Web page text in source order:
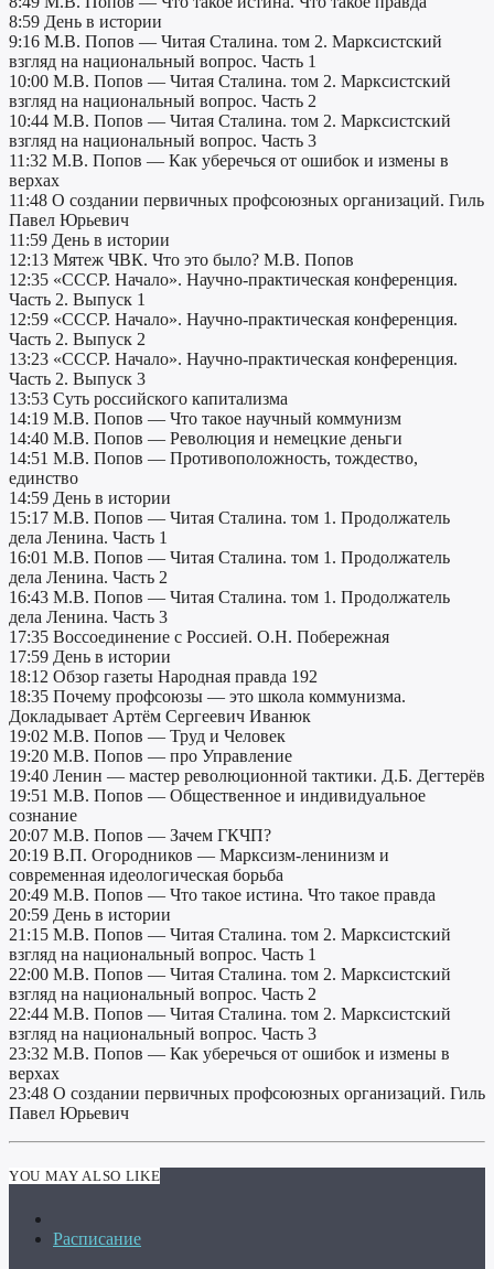
8:59 День в истории
9:16 М.В. Попов — Читая Сталина. том 2. Марксистский
взгляд на национальный вопрос. Часть 1
10:00 М.В. Попов — Читая Сталина. том 2. Марксистский
взгляд на национальный вопрос. Часть 2
10:44 М.В. Попов — Читая Сталина. том 2. Марксистский
взгляд на национальный вопрос. Часть 3
11:32 М.В. Попов — Как уберечься от ошибок и измены в
верхах
11:48 О создании первичных профсоюзных организаций. Гиль
Павел Юрьевич
11:59 День в истории
12:13 Мятеж ЧВК. Что это было? М.В. Попов
12:35 «СССР. Начало». Научно-практическая конференция.
Часть 2. Выпуск 1
12:59 «СССР. Начало». Научно-практическая конференция.
Часть 2. Выпуск 2
13:23 «СССР. Начало». Научно-практическая конференция.
Часть 2. Выпуск 3
13:53 Суть российского капитализма
14:19 М.В. Попов — Что такое научный коммунизм
14:40 М.В. Попов — Революция и немецкие деньги
14:51 М.В. Попов — Противоположность, тождество,
единство
14:59 День в истории
15:17 М.В. Попов — Читая Сталина. том 1. Продолжатель
дела Ленина. Часть 1
16:01 М.В. Попов — Читая Сталина. том 1. Продолжатель
дела Ленина. Часть 2
16:43 М.В. Попов — Читая Сталина. том 1. Продолжатель
дела Ленина. Часть 3
17:35 Воссоединение с Россией. О.Н. Побережная
17:59 День в истории
18:12 Обзор газеты Народная правда 192
18:35 Почему профсоюзы — это школа коммунизма.
Докладывает Артём Сергеевич Иванюк
19:02 М.В. Попов — Труд и Человек
19:20 М.В. Попов — про Управление
19:40 Ленин — мастер революционной тактики. Д.Б. Дегтерёв
19:51 М.В. Попов — Общественное и индивидуальное
сознание
20:07 М.В. Попов — Зачем ГКЧП?
20:19 В.П. Огородников — Марксизм-ленинизм и
современная идеологическая борьба
20:49 М.В. Попов — Что такое истина. Что такое правда
20:59 День в истории
21:15 М.В. Попов — Читая Сталина. том 2. Марксистский
взгляд на национальный вопрос. Часть 1
22:00 М.В. Попов — Читая Сталина. том 2. Марксистский
взгляд на национальный вопрос. Часть 2
22:44 М.В. Попов — Читая Сталина. том 2. Марксистский
взгляд на национальный вопрос. Часть 3
23:32 М.В. Попов — Как уберечься от ошибок и измены в
верхах
23:48 О создании первичных профсоюзных организаций. Гиль
Павел Юрьевич
YOU MAY ALSO LIKE
Расписание